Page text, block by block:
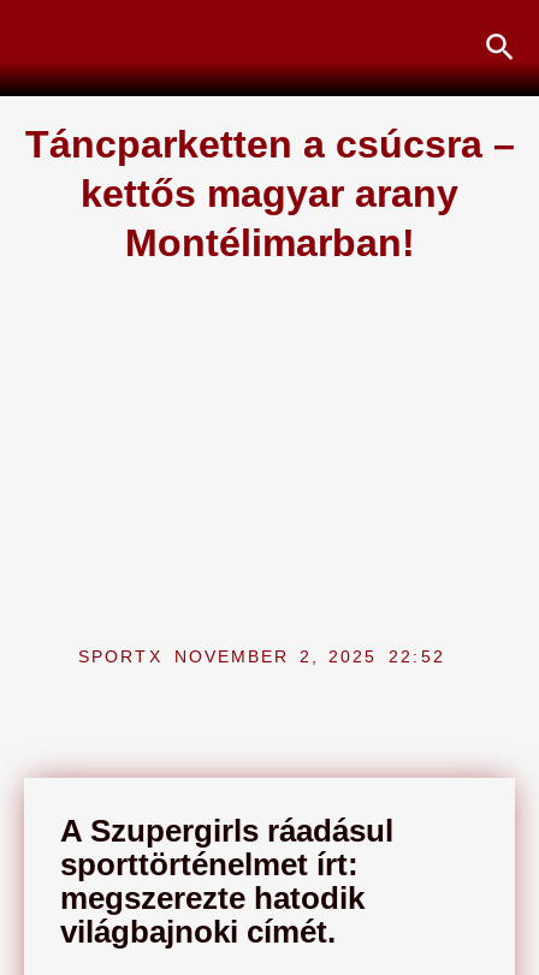
content
Táncparketten a csúcsra –
kettős magyar arany
Montélimarban!
SPORTX NOVEMBER 2, 2025 22:52
A Szupergirls ráadásul
sporttörténelmet írt:
megszerezte hatodik
világbajnoki címét.